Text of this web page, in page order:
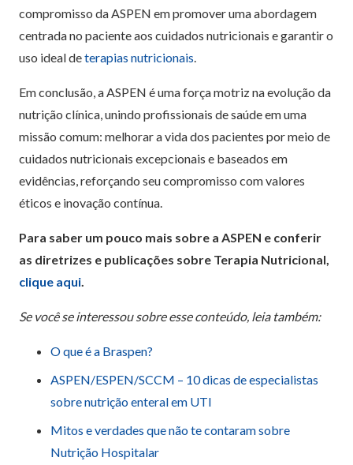
compromisso da ASPEN em promover uma abordagem
centrada no paciente aos cuidados nutricionais e garantir o
uso ideal deterapias nutricionais.
Em conclusão, a ASPEN é uma força motriz na evolução da
nutrição clínica, unindo profissionais de saúde em uma
missão comum: melhorar a vida dos pacientes por meio de
cuidados nutricionais excepcionais e baseados em
evidências, reforçando seu compromisso com valores
éticos e inovação contínua.
Para saber um pouco mais sobre a ASPEN e conferir
as diretrizes e publicações sobre Terapia Nutricional,
clique aqui.
Se você se interessou sobre esse conteúdo, leia também:
O que é a Braspen?
ASPEN/ESPEN/SCCM – 10 dicas de especialistas
sobre nutrição enteral em UTI
Mitos e verdades que não te contaram sobre
Nutrição Hospitalar